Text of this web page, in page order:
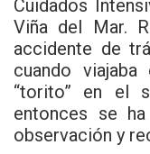
Cuidados
Viña del Mar.
accidente de
cuando
“torito” en el
entonces se
observación y